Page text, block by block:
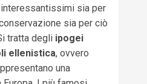
sia per
sia per ciò
tratta degli ipogei
ellenistica, ovvero
una